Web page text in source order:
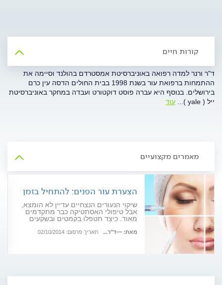
קורות חיים
ד"ר ורנר למדה רפואה באוניברסיטת אמסטרדם בהולנד וסיימה את
ההתמחות ברפואת עור בשנת 1998 בבית החולים הדסה עין כרם
בירושלים. בנוסף היא עברה פוסט דוקטורט ועבדה במחקר באוניברסיטת
ייל ( yale )
... עוד
מאמרים מקצועיים
הצערת עור הפנים: להתחיל בזמן
שיקוי הנעורים הנצחיים עדיין לא הומצא,
אבל טיפולי האסתטיקה כבר מתקדמים
מאוד. כיצד תטפלו בקמטים ובשקעים
פוטורג'וביניישן, גלי רדיו ועוד
מאת: ~~ד"ר... תאריך פרסום: 02/10/2014